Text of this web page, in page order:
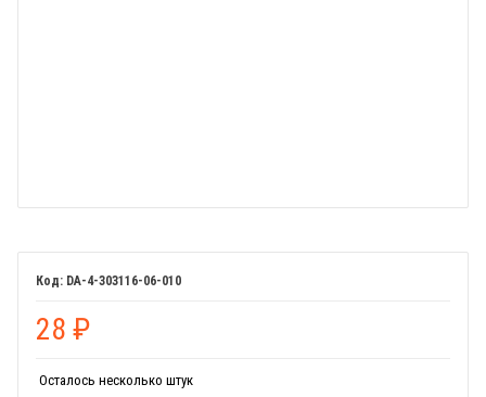
DA-4-303116-06-010
28 ₽
Осталось несколько штук